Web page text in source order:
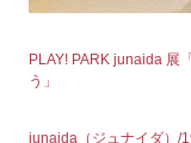
PLAY! PARK junaida 展
う」
junaida（ジュナイダ）/